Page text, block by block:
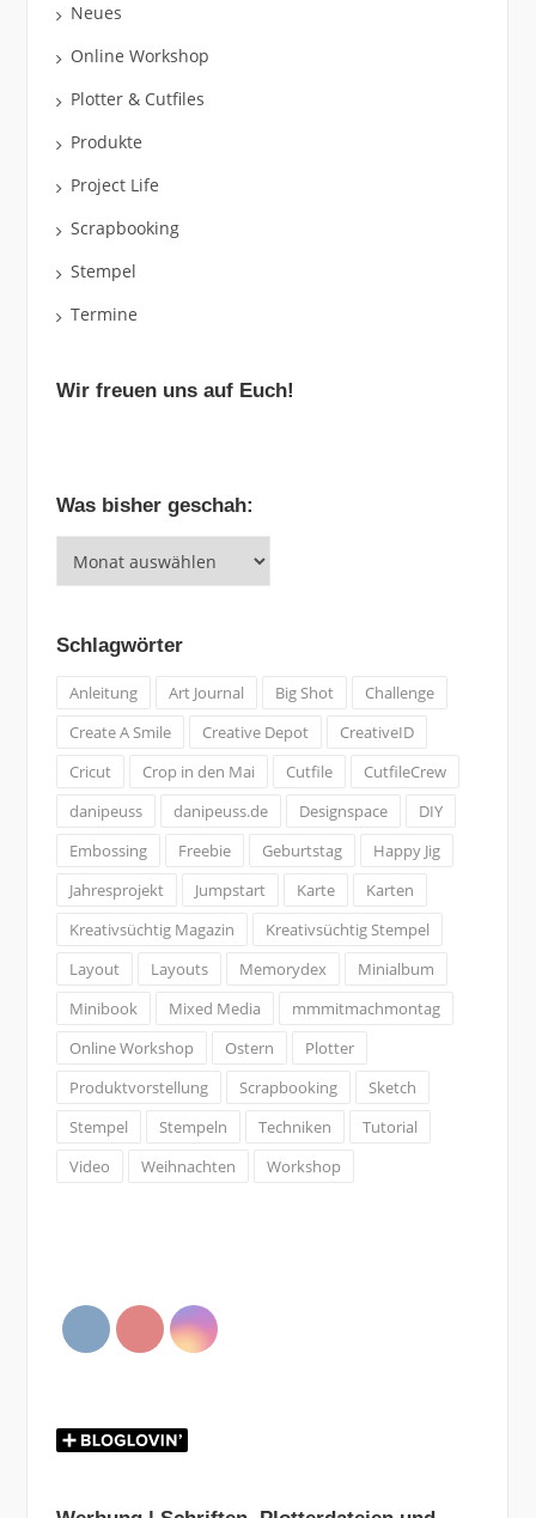
Neues
Online Workshop
Plotter & Cutfiles
Produkte
Project Life
Scrapbooking
Stempel
Termine
Wir freuen uns auf Euch!
Was bisher geschah:
bisher
Schlagwörter
Anleitung Art Journal Big Shot
Challenge
Create A Smile
Creative Depot
CreativeID
Cricut
Crop in den Mai Cutfile
CutfileCrew
danipeuss
danipeuss.de Designspace
DIY
Embossing
Freebie Geburtstag
Happy Jig
Jahresprojekt
Jumpstart Karte
Karten
Kreativsüchtig Magazin
Kreativsüchtig Stempel
Layout
Layouts Memorydex
Minialbum
Minibook
Mixed Media
mmmitmachmontag
Online Workshop
Ostern
Plotter
Produktvorstellung
Scrapbooking
Sketch
Stempel
Stempeln Techniken
Tutorial
Video
Weihnachten Workshop